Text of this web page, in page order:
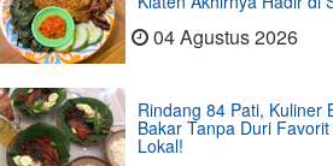
04 Agustus 2026
Rindang 84 Pati, Kuliner
Bakar Tanpa Duri
Lokal!